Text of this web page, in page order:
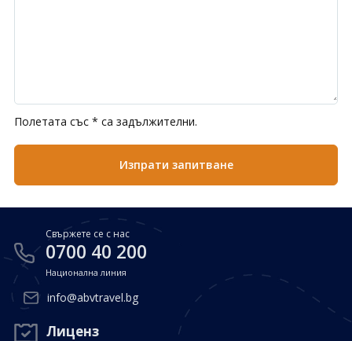
Полетата със * са задължителни.
Свържете се с нас
0700 40 200
Национална линия
info@abvtravel.bg
Лиценз